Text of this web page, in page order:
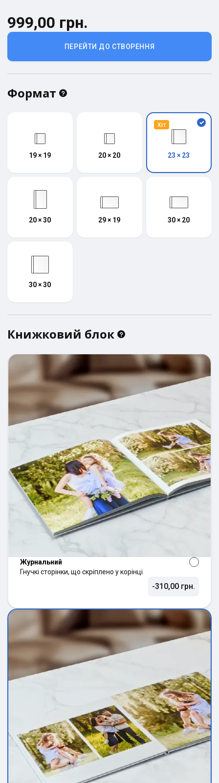
ПЕРЕЙТИ ДО СТВОРЕННЯ
999,00 грн.
Формат
19 × 19 20 × 20
Хіт
23 × 23
20 × 30 29 × 19 30 × 20
30 × 30
Книжковий блок
Журнальний
Гнучкі сторінки, що скріплено у корінці
-310,00 грн.